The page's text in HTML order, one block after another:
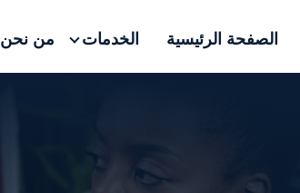
الصفحة الرئيسية الخدمات من نحن